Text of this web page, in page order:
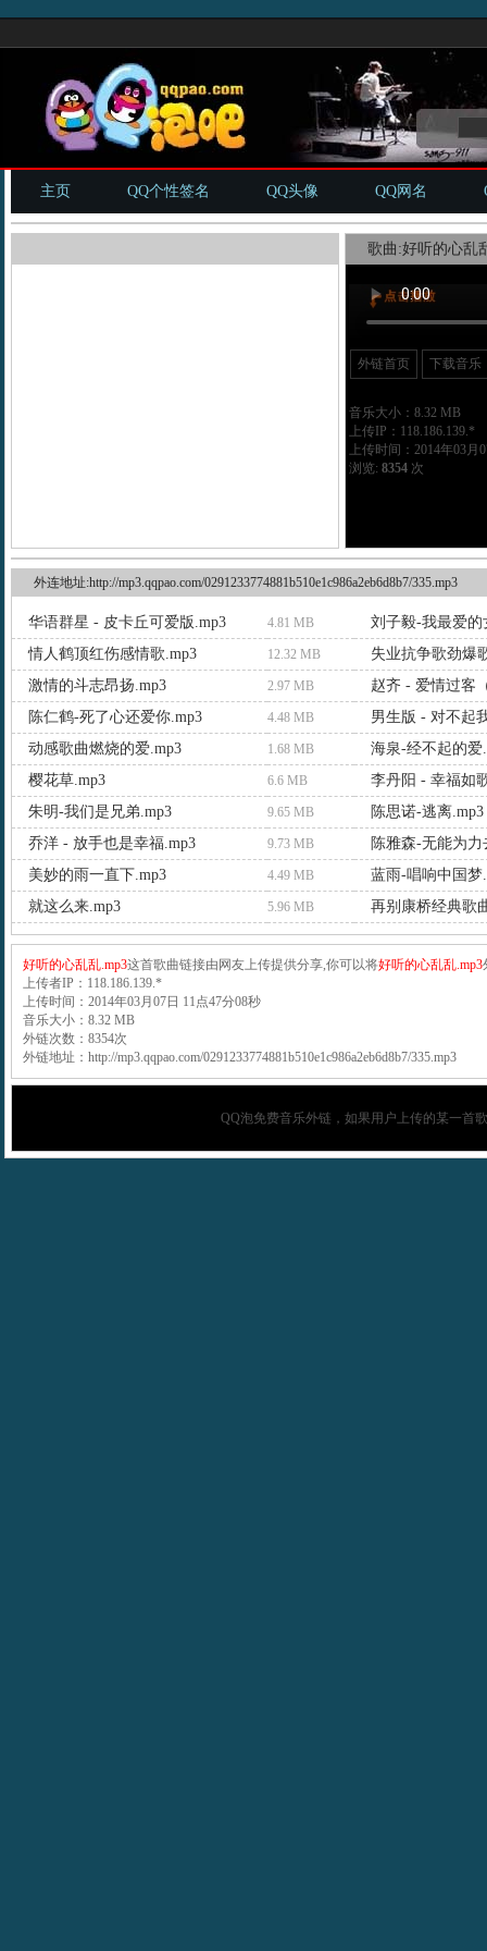
主页 QQ个性签名 QQ头像 QQ网名
歌曲:好听的心乱
外链首页 下载音乐
音乐大小：8.32 MB
上传IP：118.186.139.*
上传时间：2014年03月
浏览: 8354次
外连地址:http://mp3.qqpao.com/0291233774881b510e1c986a2eb6d8b7/335.mp3
华语群星 - 皮卡丘可爱版.mp3 4.81 MB
刘子毅-我最爱的
情人鹤顶红伤感情歌.mp3
12.32 MB
失业抗争歌劲爆
激情的斗志昂扬.mp3
2.97 MB
赵齐 - 爱情过客
陈仁鹤-死了心还爱你.mp3
4.48 MB
男生版 - 对不起
动感歌曲燃烧的爱.mp3
1.68 MB
海泉-经不起的爱
樱花草.mp3
6.6 MB
李丹阳 - 幸福如
朱明-我们是兄弟.mp3
9.65 MB
陈思诺-逃离.mp3
乔洋 - 放手也是幸福.mp3
9.73 MB
陈雅森-无能为力
美妙的雨一直下.mp3
4.49 MB
蓝雨-唱响中国梦
就这么来.mp3
5.96 MB 再别康桥经典歌
好听的心乱乱.mp3这首歌曲链接由网友上传提供分享,你可以将好听的心乱乱.mp3
上传者IP：118.186.139.*
上传时间：2014年03月07日 11点47分08秒
音乐大小：8.32 MB
外链次数：8354次
外链地址：http://mp3.qqpao.com/0291233774881b510e1c986a2eb6d8b7/335.mp3
QQ泡免费音乐外链，如果用户上传的某一首